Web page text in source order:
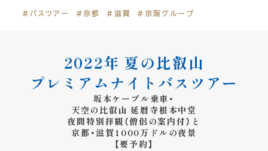
＃バスツアー ＃京都 ＃滋賀 ＃京阪グループ
2022年 夏の比叡山
プレミアムナイトバスツアー
坂本ケーブル乗車・
天空の比叡山 延暦寺根本中堂
夜間特別拝観（僧侶の案内付）と
京都・滋賀1000万ドルの夜景
【要予約】